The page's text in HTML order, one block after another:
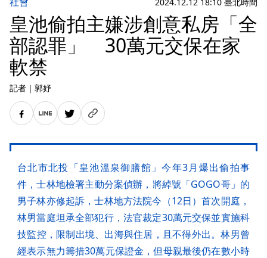
皇池偷拍主嫌涉創意私房「全
部認罪」 30萬元交保在家
軟禁
記者 ｜ 郭妤
台北市北投「皇池溫泉御膳館」今年3月爆出偷拍事
件，士林地檢署主動分案偵辦，將綽號「GOGO哥」的
男子林亦修起訴，士林地方法院今（12日）首次開庭，
林男當庭坦承全部犯行，法官裁定30萬元交保並實施科
技監控，限制出境、出海與住居，且不得外出。林男曾
經表示無力籌措30萬元保證金，但母親最後仍在數小時